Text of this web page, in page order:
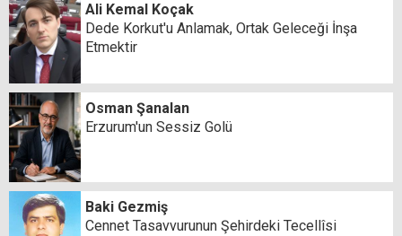
Ali Kemal Koçak
Dede Korkut'u Anlamak, Ortak Geleceği İnşa
Etmektir
Osman Şanalan
Erzurum'un Sessiz Golü
Baki Gezmiş
Cennet Tasavvurunun Şehirdeki Tecellîsi